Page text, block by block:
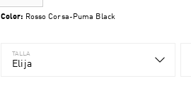
Color: Rosso Corsa-Puma Black
TALLA
Elija